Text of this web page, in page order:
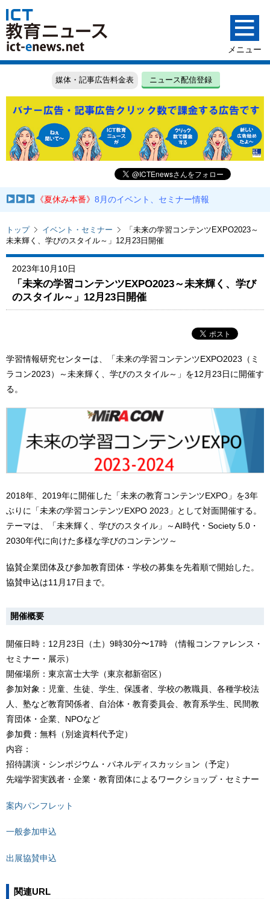
媒体・記事広告料金表 ニュース配信登録
《夏休み本番》8月のイベント、セミナー情報
トップ イベント・セミナー
「未来の学習コンテンツEXPO2023～
未来輝く、学びのスタイル～」12月23日開催
2023年10月10日
「未来の学習コンテンツEXPO2023～未来輝く、学び
のスタイル～」12月23日開催
学習情報研究センターは、「未来の学習コンテンツEXPO2023（ミ
ラコン2023）～未来輝く、学びのスタイル～」を12月23日に開催す
る。
2018年、2019年に開催した「未来の教育コンテンツEXPO」を3年
ぶりに「未来の学習コンテンツEXPO 2023」として対面開催する。
テーマは、「未来輝く、学びのスタイル」～AI時代・Society 5.0・
2030年代に向けた多様な学びのコンテンツ～
協賛企業団体及び参加教育団体・学校の募集を先着順で開始した。
協賛申込は11月17日まで。
開催概要
開催日時：12月23日（土）9時30分〜17時 （情報コンファレンス・
セミナー・展示）
開催場所：東京富士大学（東京都新宿区）
参加対象：児童、生徒、学生、保護者、学校の教職員、各種学校法
人、塾など教育関係者、自治体・教育委員会、教育系学生、民間教
育団体・企業、NPOなど
参加費：無料（別途資料代予定）
内容：
招待講演・シンポジウム・パネルディスカッション（予定）
先端学習実践者・企業・教育団体によるワークショップ・セミナー
案内パンフレット
一般参加申込
出展協賛申込
関連URL